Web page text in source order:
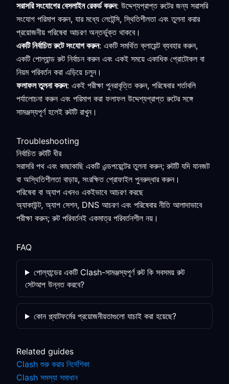
সরাসরি সংযোগের বেসলাইন রেকর্ড করুন: উদ্দেশ্যপ্রাপ্ত রুটের জন্য সরাসরি
সংযোগ পরিমাপ করুন, যার মধ্যে লেটেন্সি, স্থিতিশীলতা এবং তুলনা করার
প্রয়োজনীয় পরিষেবা আচরণ অন্তর্ভুক্ত থাকবে।
একটি নির্বাচিত রুটে সংযোগ করুন: একটি সমর্থিত ক্লায়েন্ট ব্যবহার করুন,
একটি পোল্যান্ড রুট নির্বাচন করুন এবং একই সময়ে একাধিক প্রোটোকল বা
নিয়ম পরিবর্তন করা এড়িয়ে চলুন।
ফলাফল তুলনা করুন: একই পরীক্ষা পুনরাবৃত্তি করুন, পরিষেবার শর্তাবলি
পর্যালোচনা করুন এবং পরিমাপ করা ফলাফল উদ্দেশ্যপ্রাপ্ত রুটের সঙ্গে
সামঞ্জস্যপূর্ণ হলেই রুটটি রাখুন।
Troubleshooting
নির্বাচিত রুটটি ধীর
সরাসরি পথ এবং কাছাকাছি একটি এন্ডপয়েন্টের তুলনা করুন; রুটটি যদি যানজট
বা অস্থিতিশীলতা বাড়ায়, সংরক্ষিত প্রোফাইল পুনরুদ্ধার করুন।
পরিষেবা বা অ্যাপ এখনও একইভাবে আচরণ করছে
অ্যাকাউন্ট, অ্যাপ সেশন, DNS আচরণ এবং পরিষেবার নীতি আলাদাভাবে
পরীক্ষা করুন; রুট পরিবর্তনই একমাত্র পরিবর্তনশীল নয়।
FAQ
পোল্যান্ডের একটি Clash-সামঞ্জস্যপূর্ণ রুট কি সবসময় রুট
সেটআপ উন্নত করবে?
কোন প্ল্যাটফর্মের প্রয়োজনীয়তাগুলো যাচাই করা হয়েছে?
Related guides
Clash শুরু করার নির্দেশিকা
Clash সমস্যা সমাধান